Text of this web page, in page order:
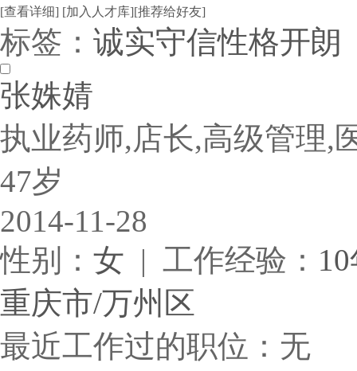
[查看详细] [加入人才库][推荐给好友]
标签： 诚实守信性格开朗
张姝婧
执业药师,店长,高级管理,
47岁
2014-11-28
性别： 女 | 工作经验：
重庆市/万州区
最近工作过的职位：无